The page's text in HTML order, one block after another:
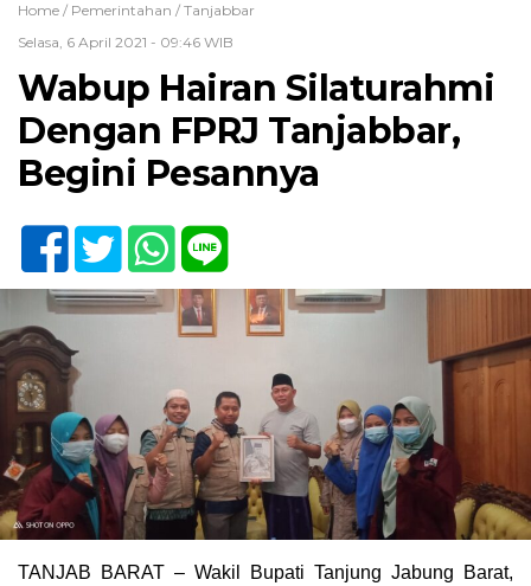
Home / Pemerintahan / Tanjabbar
Selasa, 6 April 2021 - 09:46 WIB
Wabup Hairan Silaturahmi
Dengan FPRJ Tanjabbar,
Begini Pesannya
TANJAB BARAT – Wakil Bupati Tanjung Jabung Barat,